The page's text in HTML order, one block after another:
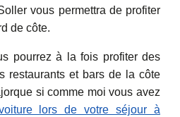
vous permettra de profiter
de côte.
pourrez à la fois profiter des
restaurants et bars de la côte
si comme moi vous avez
lors de votre séjour à